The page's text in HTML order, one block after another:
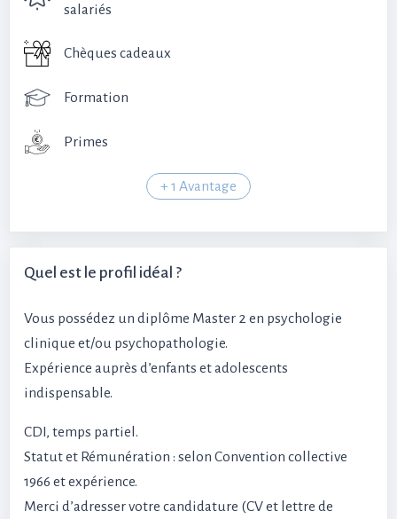
salariés
Chèques cadeaux
Formation
Primes
+ 1 Avantage
Quel est le profil idéal ?
Vous possédez un diplôme Master 2 en psychologie
clinique et/ou psychopathologie.
Expérience auprès d’enfants et adolescents
indispensable.
CDI, temps partiel.
Statut et Rémunération : selon Convention collective
1966 et expérience.
Merci d’adresser votre candidature (CV et lettre de